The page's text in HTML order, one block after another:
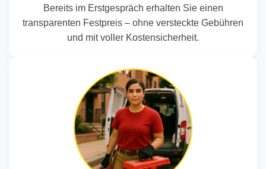
Bereits im Erstgespräch erhalten Sie einen
transparenten Festpreis – ohne versteckte Gebühren
und mit voller Kostensicherheit.